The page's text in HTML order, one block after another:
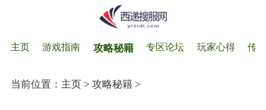
主页 游戏指南 攻略秘籍 专区论坛 玩家心得 传
当前位置： 主页> 攻略秘籍>